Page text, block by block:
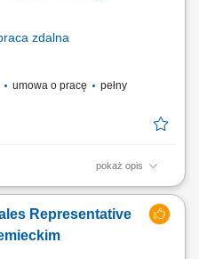
długofalowych relacji z
zdalna
umowa o pracę
pełny
pokaż opis
pozyskiwanie nowych klientów
stałego kontaktu z obecnymi
wsparcia. Prowadzenie
ofert dopasowanych do
Representative